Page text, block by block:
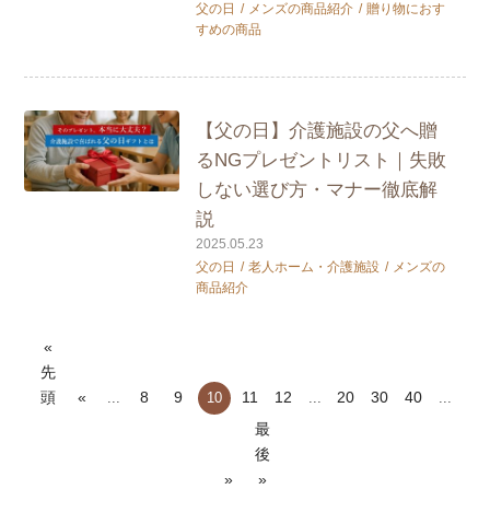
父の日
メンズの商品紹介
贈り物におす
すめの商品
【父の日】介護施設の父へ贈
るNGプレゼントリスト｜失敗
しない選び方・マナー徹底解
説
2025.05.23
父の日
老人ホーム・介護施設
メンズの
商品紹介
«
先
頭
« ... 8 9 10 11 12 ... 20 30 40 ...
»
最
後
»